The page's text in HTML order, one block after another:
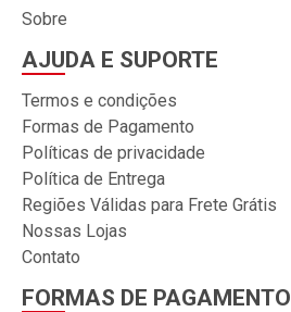
Sobre
AJUDA E SUPORTE
Termos e condições
Formas de Pagamento
Políticas de privacidade
Política de Entrega
Regiões Válidas para Frete Grátis
Nossas Lojas
Contato
FORMAS DE PAGAMENTO